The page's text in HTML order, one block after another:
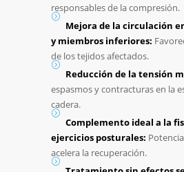
responsables de la compresión.
Mejora de la circulación
y miembros inferiores:
de los tejidos afectados.
Reducción de la tensión
espasmos y contracturas en la
cadera.
Complemento ideal a la
ejercicios posturales:
acelera la recuperación.